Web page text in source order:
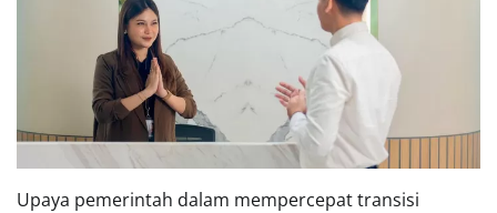
Upaya pemerintah dalam mempercepat transisi